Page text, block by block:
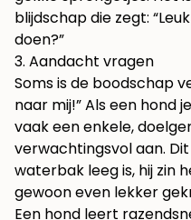
blijdschap die zegt:
doen?”
3. Aandacht vragen
Soms is de boodschap
naar mij!” Als een hond
vaak een enkele,
verwachtingsvol aan.
waterbak leeg is, hij zin
gewoon even lekker
Een hond leert